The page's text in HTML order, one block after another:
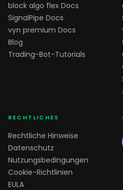
block algo flex Docs
SignalPipe Docs
vyn premium Docs
Blog
Trading-Bot-Tutorials
RECHTLICHES
Rechtliche Hinweise
Datenschutz
Nutzungsbedingungen
Cookie-Richtlinien
EULA